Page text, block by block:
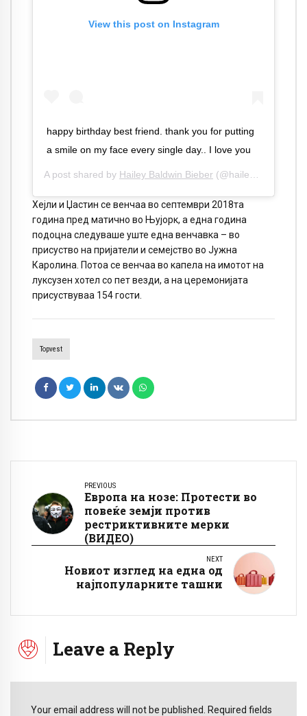
View this post on Instagram
happy birthday best friend. thank you for putting
a smile on my face every single day.. I love you
A post shared by Hailey Baldwin Bieber (@haileybieber) on
Хејли и Џастин се венчаа во септември 2018та
година пред матично во Њујорк, а една година
подоцна следуваше уште една венчавка – во
присуство на пријатели и семејство во Јужна
Каролина. Потоа се венчаа во капела на имотот на
луксузен хотел со пет везди, а на церемонијата
присуствуваа 154 гости.
Topvest
PREVIOUS
Европа на нозе: Протести во
повеќе земји против
рестриктивните мерки
(ВИДЕО)
NEXT
Новиот изглед на една од
најпопуларните ташни
Leave a Reply
Your email address will not be published. Required fields